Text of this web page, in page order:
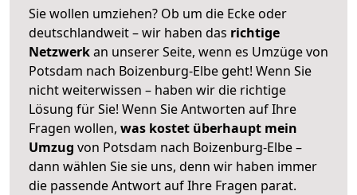
Sie wollen umziehen? Ob um die Ecke oder
deutschlandweit – wir haben das richtige
Netzwerkan unserer Seite, wenn es Umzüge von
Potsdam nach Boizenburg-Elbe geht! Wenn Sie
nicht weiterwissen – haben wir die richtige
Lösung für Sie! Wenn Sie Antworten auf Ihre
Fragen wollen, was kostet überhaupt mein
Umzug von Potsdam nach Boizenburg-Elbe –
dann wählen Sie sie uns, denn wir haben immer
die passende Antwort auf Ihre Fragen parat.